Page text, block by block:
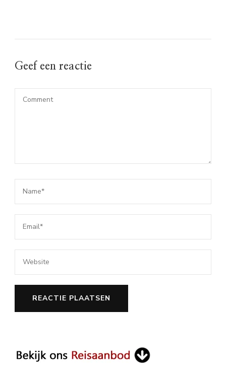
Geef een reactie